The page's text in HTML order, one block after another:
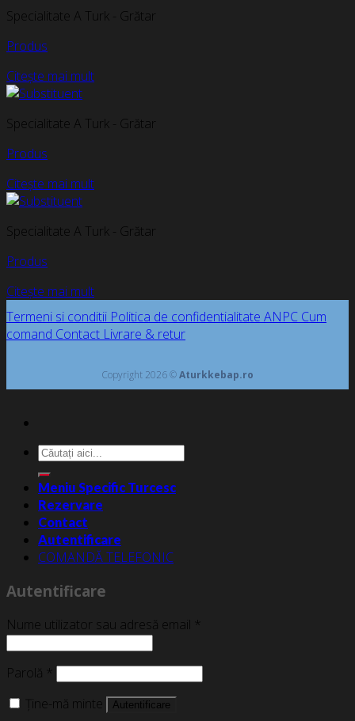
Specialitate A Turk - Grătar
Produs
Citește mai mult
Specialitate A Turk - Grătar
Produs
Citește mai mult
Specialitate A Turk - Grătar
Produs
Citește mai mult
Termeni si conditii Politica de confidentialitate ANPC Cum
comand Contact Livrare & retur
Copyright 2026 ©Aturkkebap.ro
Caută
după:
Meniu Specific Turcesc
Rezervare
Contact
Autentificare
COMANDĂ TELEFONIC
Autentificare
Nume utilizator sau adresă email *
Parolă *
Ține-mă minte
Autentificare